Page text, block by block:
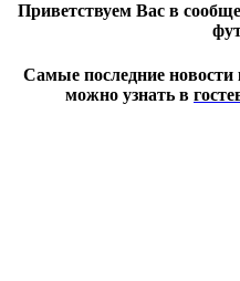
Приветствуем Вас в
Самые последние
можно узнать в